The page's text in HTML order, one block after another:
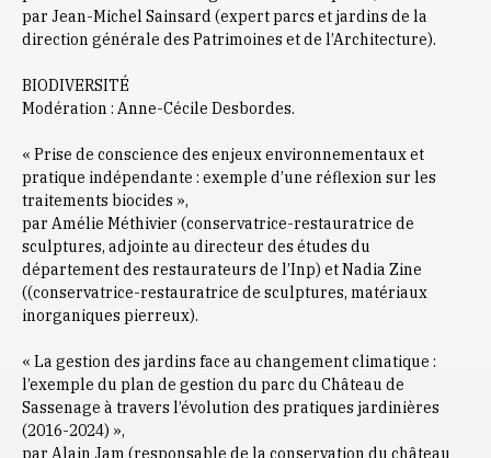
par Jean-Michel Sainsard (expert parcs et jardins de la
direction générale des Patrimoines et de l’Architecture).
BIODIVERSITÉ
Modération : Anne-Cécile Desbordes.
« Prise de conscience des enjeux environnementaux et
pratique indépendante : exemple d’une réflexion sur les
traitements biocides »,
par Amélie Méthivier (conservatrice-restauratrice de
sculptures, adjointe au directeur des études du
département des restaurateurs de l’Inp) et Nadia Zine
((conservatrice-restauratrice de sculptures, matériaux
inorganiques pierreux).
« La gestion des jardins face au changement climatique :
l’exemple du plan de gestion du parc du Château de
Sassenage à travers l’évolution des pratiques jardinières
(2016-2024) »,
par Alain Jam (responsable de la conservation du château